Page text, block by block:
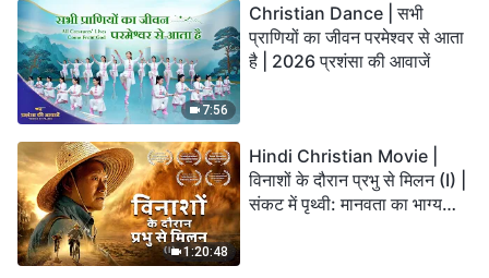
7:56
Christian Dance | सभी
प्राणियों का जीवन परमेश्वर से आता
है | 2026 प्रशंसा की आवाजें
1:20:48
Hindi Christian Movie |
विनाशों के दौरान प्रभु से मिलन (I) |
संकट में पृथ्वी: मानवता का भाग्य